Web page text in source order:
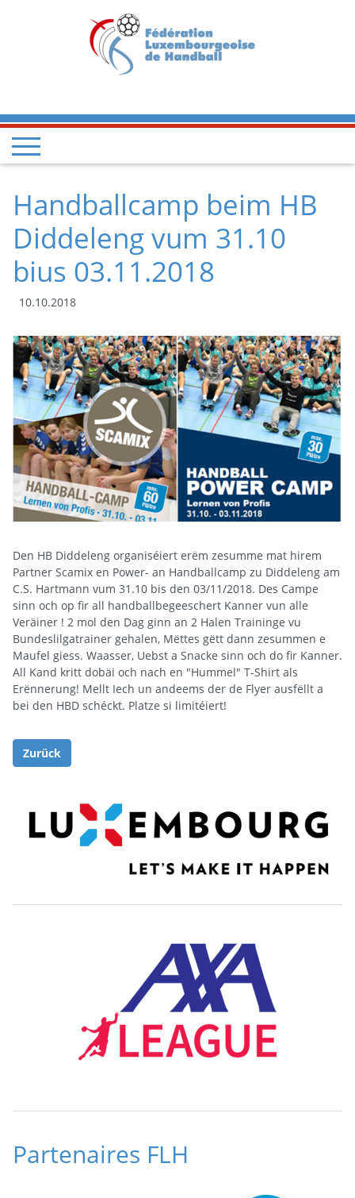
Handballcamp beim HB
Diddeleng vum 31.10
bius 03.11.2018
10.10.2018
Den HB Diddeleng organiséiert erëm zesumme mat hirem
Partner Scamix en Power- an Handballcamp zu Diddeleng am
C.S. Hartmann vum 31.10 bis den 03/11/2018. Des Campe
sinn och op fir all handballbegeeschert Kanner vun alle
Veräiner ! 2 mol den Dag ginn an 2 Halen Traininge vu
Bundeslilgatrainer gehalen, Mëttes gëtt dann zesummen e
Maufel giess. Waasser, Uebst a Snacke sinn och do fir Kanner.
All Kand kritt dobäi och nach en "Hummel" T-Shirt als
Erënnerung! Mellt Iech un andeems der de Flyer ausfëllt a
bei den HBD schéckt. Platze si limitéiert!
Zurück
Partenaires FLH